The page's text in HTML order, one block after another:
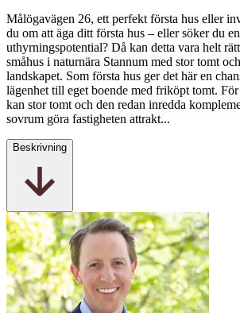
Målögavägen 26, ett perfekt första hus eller
du om att äga ditt första hus – eller söker du
uthyrningspotential? Då kan detta vara helt
småhus i naturnära Stannum med stor tomt
landskapet. Som första hus ger det här en
lägenhet till eget boende med friköpt tomt.
kan stor tomt och den redan inredda
sovrum göra fastigheten attrakt...
Beskrivning